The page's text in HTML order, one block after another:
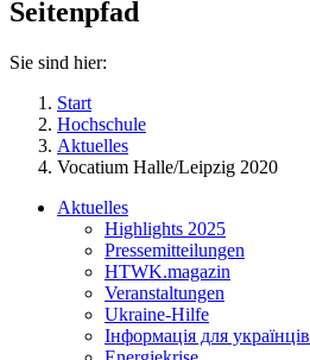
Seitenpfad
Sie sind hier:
Start
Hochschule
Aktuelles
Vocatium Halle/Leipzig 2020
Aktuelles
Highlights 2025
Pressemitteilungen
HTWK.magazin
Veranstaltungen
Ukraine-Hilfe
Інформація для українців